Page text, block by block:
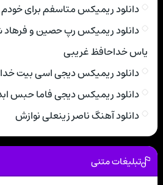
دانلود ریمیکس متاسفم برای خودم
دانلود ریمیکس رپ حصین و
یاس خداحافظ غریبی
دانلود ریمیکس دیجی اسی بیت
دانلود ریمیکس دیجی فاما حبس
دانلود آهنگ ناصر زینعلی نوازش
تبلیغات متنی